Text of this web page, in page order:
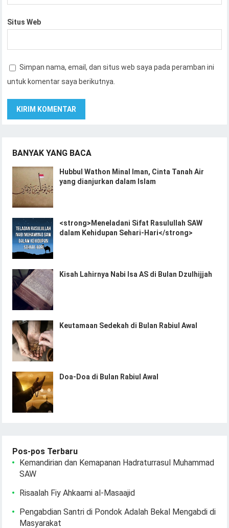
Situs Web
Simpan nama, email, dan situs web saya pada peramban ini
untuk komentar saya berikutnya.
BANYAK YANG BACA
Hubbul Wathon Minal Iman, Cinta Tanah Air
yang dianjurkan dalam Islam
<strong>Meneladani Sifat Rasulullah SAW
dalam Kehidupan Sehari-Hari</strong>
Kisah Lahirnya Nabi Isa AS di Bulan Dzulhijjah
Keutamaan Sedekah di Bulan Rabiul Awal
Doa-Doa di Bulan Rabiul Awal
Pos-pos Terbaru
Kemandirian dan Kemapanan Hadraturrasul Muhammad
SAW
Risaalah Fiy Ahkaami al-Masaajid
Pengabdian Santri di Pondok Adalah Bekal Mengabdi di
Masyarakat